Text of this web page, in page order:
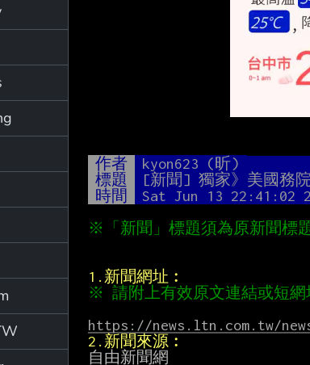
作者 kyon623 (昕)
標題
[新聞] 獨家》美國務
時間
Sat Jun 13 22:41:02
※「新聞」標題須為原新聞標
1.新聞網址︰
※ 請附上有效原文連結或短
https://news.ltn.com.tw/
2.新聞來源︰
自由新聞網